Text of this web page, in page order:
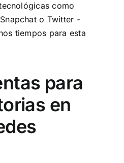
como
o Twitter -
tiempos para esta
para
en